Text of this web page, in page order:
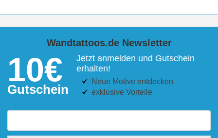
Wandtattoos.de Newsletter
10€
Gutschein
Jetzt anmelden und Gutschein
erhalten!
Neue Motive entdecken
exklusive Vorteile